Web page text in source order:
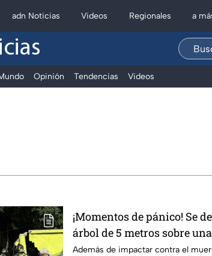
adn Noticias Videos Regionales a
Opinión Tendencias Videos
¡Momentos de pánico! Se
árbol de 5 metros sobre
un camión en Coyoacán
Además de impactar contra el